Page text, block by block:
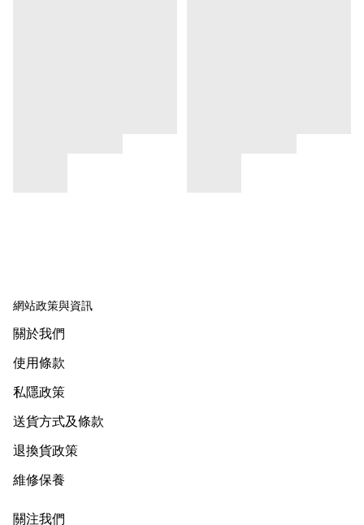
網站政策與資訊
關於我們
使用條款
私隱政策
送貨方式及條款
退換貨政策
維修保養
關注我們